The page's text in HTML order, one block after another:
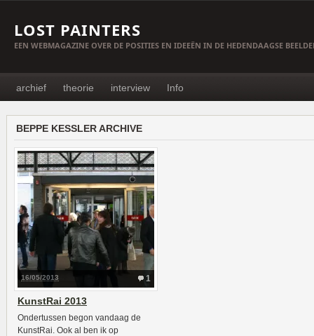
LOST PAINTERS
EEN WEBMAGAZINE OVER DE POSITIES EN IDEEËN IN DE HEDENDAAGSE
archief theorie interview Info
BEPPE KESSLER ARCHIVE
1
16/05/2013
KunstRai 2013
Ondertussen begon vandaag de
KunstRai. Ook al ben ik op